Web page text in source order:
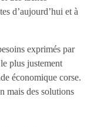
d’aujourd’hui et à
exprimés par
plus justement
économique corse.
mais des solutions